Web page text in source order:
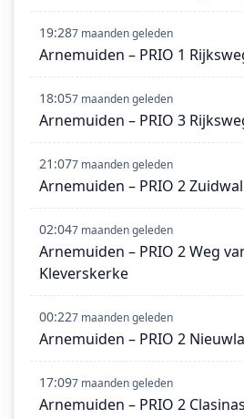
19:287 maanden geleden
Arnemuiden – PRIO 1
18:057 maanden geleden
Arnemuiden – PRIO 3
21:077 maanden geleden
Arnemuiden – PRIO 2 Zuidwal
02:047 maanden geleden
Arnemuiden – PRIO 2 Weg
Kleverskerke
00:227 maanden geleden
Arnemuiden – PRIO 2
17:097 maanden geleden
Arnemuiden – PRIO 2